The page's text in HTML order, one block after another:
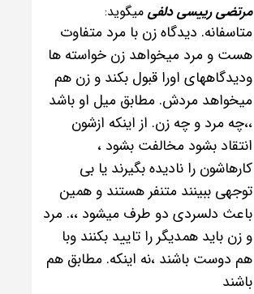
مرتضی رییسی دلفی میگوید:
متاسفانه. دیدگاه زن با مرد متفاوت
هست و مرد میخواهد زن خواسته ها
ودیدگاههای اورا قبول بکند و زن هم
میخواهد مردش. مطابق میل او باشد
،،چه مرد و چه زن. از اینکه ازشون
انتقاد بشود مخالفت بشود ،
کارهاشون را نادیده بگیرند یا بی
توجهی ببینند متنفر هستند و همین
باعث دلسردی دو طرف میشود ،،. مرد
و زن باید همدیگر را تایید بکنند وبا
هم دوست باشند ،نه اینکه. مطابق هم
باشند